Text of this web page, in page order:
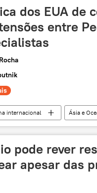
dos EUA de
entre
internacional Ásia e
Shinzo Abe
pode rever
apesar das